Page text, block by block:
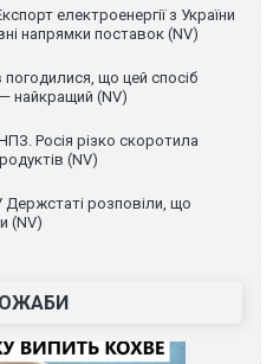
електроенергії з України
напрямки поставок (NV)
що цей спосіб
найкращий (NV)
Росія різко скоротила
(NV)
Держстаті розповіли, що
(NV)